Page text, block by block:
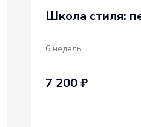
Школа стиля:
6 недель
7 200 ₽